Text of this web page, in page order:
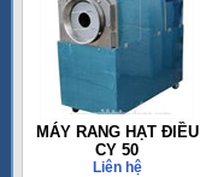
MÁY RANG HẠT ĐIỀU
CY 50
Liên hệ